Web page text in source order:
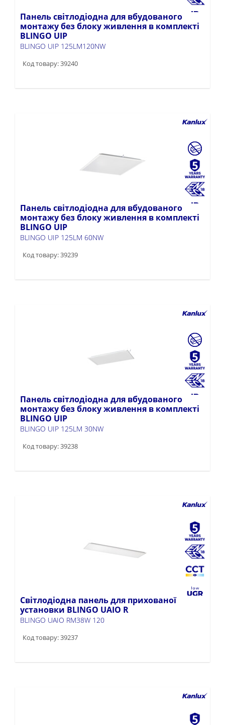
Панель світлодіодна для вбудованого
монтажу без блоку живлення в комплекті
BLINGO UIP
BLINGO UIP 125LM120NW
Код товару: 39240
Панель світлодіодна для вбудованого
монтажу без блоку живлення в комплекті
BLINGO UIP
BLINGO UIP 125LM 60NW
Код товару: 39239
Панель світлодіодна для вбудованого
монтажу без блоку живлення в комплекті
BLINGO UIP
BLINGO UIP 125LM 30NW
Код товару: 39238
Світлодіодна панель для прихованої
установки BLINGO UAIO R
BLINGO UAIO RM38W 120
Код товару: 39237